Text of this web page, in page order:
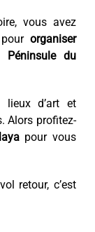
vous avez
organiser
du
lieux d’art et
Alors profitez-
pour vous
retour, c’est